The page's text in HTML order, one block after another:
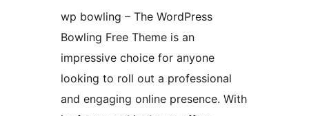
wp bowling – The WordPress
Bowling Free Theme is an
impressive choice for anyone
looking to roll out a professional
and engaging online presence. With